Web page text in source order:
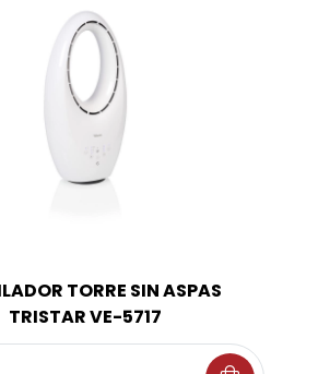
TORRE SIN ASPAS
TRISTAR VE-5717